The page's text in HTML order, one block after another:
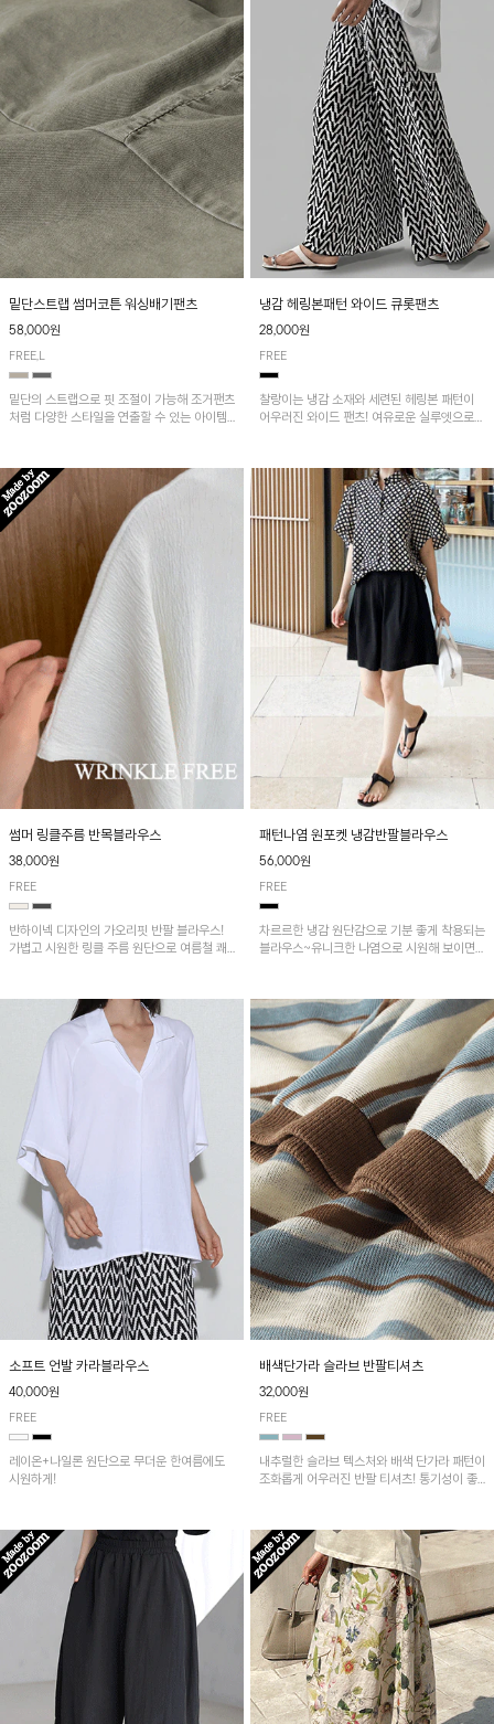
밑단스트랩 썸머코튼 워싱배기팬츠
58,000원
FREE,L
밑단의 스트랩으로 핏 조절이 가능해 조거팬츠
처럼 다양한 스타일을 연출할 수 있는 아이템!
냉감 헤링본패턴 와이드 큐롯팬츠
28,000원
FREE
찰랑이는 냉감 소재와 세련된 헤링본 패턴이
어우러진 와이드 팬츠! 여유로운 실루엣으로
다.
썸머 링클주름 반목블라우스
38,000원
FREE
반하이넥 디자인의 가오리핏 반팔 블라우스!
가볍고 시원한 링클 주름 원단으로 여름철 쾌
패턴나염 원포켓 냉감반팔블라우스
56,000원
FREE
차르르한 냉감 원단감으로 기분 좋게 착용되는
블라우스~유니크한 나염으로 시원해 보이면
소프트 언발 카라블라우스
40,000원
FREE
레이온+나일론 원단으로 무더운 한여름에도
시원하게!
배색단가라 슬라브 반팔티셔츠
32,000원
FREE
내추럴한 슬라브 텍스처와 배색 단가라 패턴이
조화롭게 어우러진 반팔 티셔츠! 통기성이 좋